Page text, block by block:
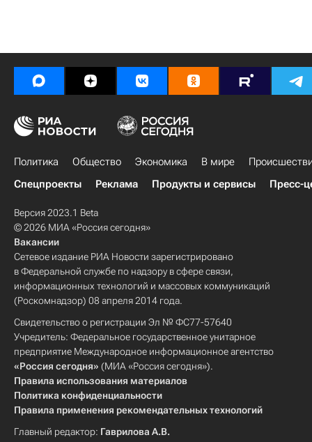
Политика Общество Экономика В мире
Спецпроекты
Реклама Продукты и сервисы Пресс-
Версия 2023.1 Beta
© 2026 МИА «Россия сегодня»
Вакансии
Сетевое издание РИА Новости зарегистрировано
в Федеральной службе по надзору в сфере связи,
информационных технологий и массовых коммуникаций
(Роскомнадзор) 08 апреля 2014 года.
Свидетельство о регистрации Эл № ФС77-57640
Учредитель: Федеральное государственное унитарное
предприятие Международное информационное агентство
«Россия сегодня» (МИА «Россия сегодня»).
Правила использования материалов
Политика конфиденциальности
Правила применения рекомендательных технологий
Главный редактор: Гаврилова А.В.